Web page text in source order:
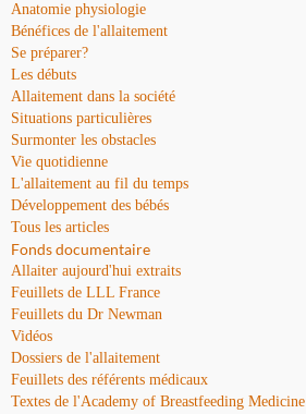
Anatomie physiologie
Bénéfices de l'allaitement
Se préparer?
Les débuts
Allaitement dans la société
Situations particulières
Surmonter les obstacles
Vie quotidienne
L'allaitement au fil du temps
Développement des bébés
Tous les articles
Fonds documentaire
Allaiter aujourd'hui extraits
Feuillets de LLL France
Feuillets du Dr Newman
Vidéos
Dossiers de l'allaitement
Feuillets des référents médicaux
Textes de l'Academy of Breastfeeding Medicine